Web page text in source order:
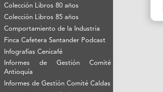
Colección Libros 80 años
Colección Libros 85 años
Comportamiento de la Industria
Finca Cafetera Santander Podcast
Infografías Cenicafé
Informes de Gestión Comité
Antioquía
Informes de Gestión Comité Caldas